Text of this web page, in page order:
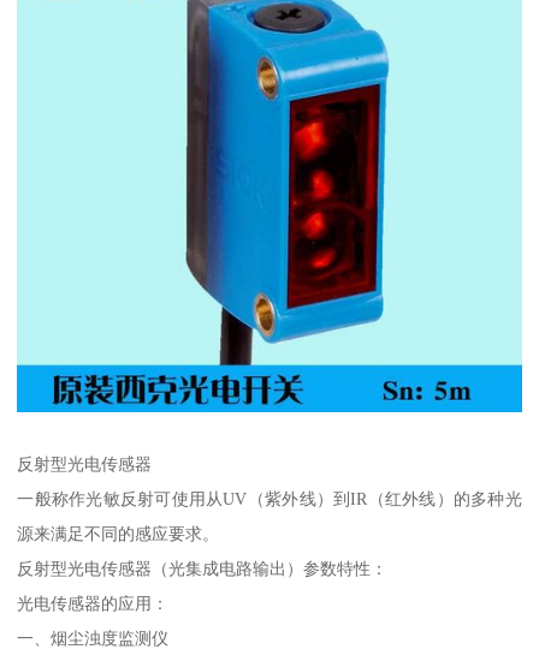
反射型光电传感器
一般称作光敏反射可使用从UV（紫外线）到IR（红外线）的多种光
源来满足不同的感应要求。
反射型光电传感器（光集成电路输出）参数特性：
光电传感器的应用：
一、烟尘浊度监测仪